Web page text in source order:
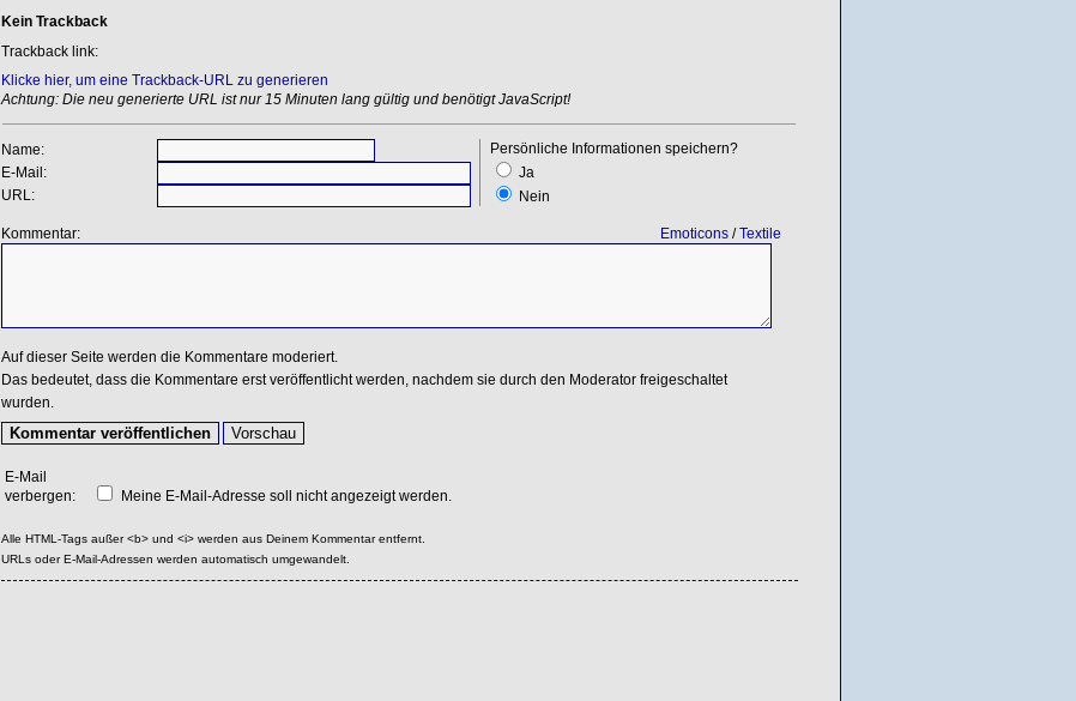
Kein Trackback
Trackback link:
Klicke hier, um eine Trackback-URL zu generieren
Achtung: Die neu generierte URL ist nur 15 Minuten lang gültig und benötigt JavaScript!
Name:
Persönliche Informationen speichern?
Ja
Nein
E-Mail:
URL:
Kommentar: Emoticons/Textile
Auf dieser Seite werden die Kommentare moderiert.
Das bedeutet, dass die Kommentare erst veröffentlicht werden, nachdem sie durch den Moderator freigeschaltet
wurden.
E-Mail
verbergen:
Meine E-Mail-Adresse soll nicht angezeigt werden.
Alle HTML-Tags außer <b> und <i> werden aus Deinem Kommentar entfernt.
URLs oder E-Mail-Adressen werden automatisch umgewandelt.